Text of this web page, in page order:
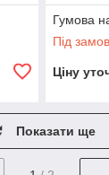
Гумова
Під
Ціну
Показати ще